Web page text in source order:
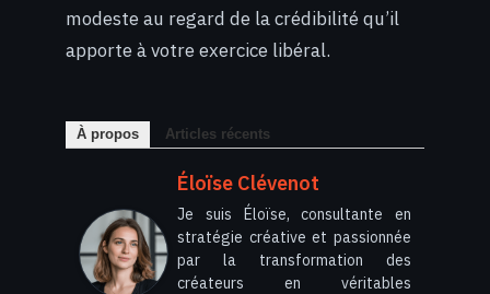
modeste au regard de la crédibilité qu’il
apporte à votre exercice libéral.
À propos Articles récents
Éloïse Clévenot
Je suis Éloïse, consultante en
stratégie créative et passionnée
par la transformation des
créateurs en véritables